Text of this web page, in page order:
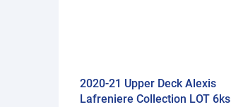
2020-21 Upper Deck Alexis
Lafreniere Collection LOT 6ks